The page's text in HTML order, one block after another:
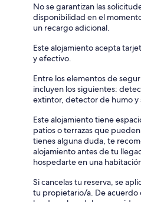
No se garantizan las
disponibilidad en el
un recargo adicional.
Este alojamiento acepta
y efectivo.
Entre los elementos de
incluyen los siguientes:
extintor, detector de humo y
Este alojamiento tiene
patios o terrazas que
tienes alguna duda, te
alojamiento antes de tu
hospedarte en una
Si cancelas tu reserva, se
tu propietario/a. De acuerdo